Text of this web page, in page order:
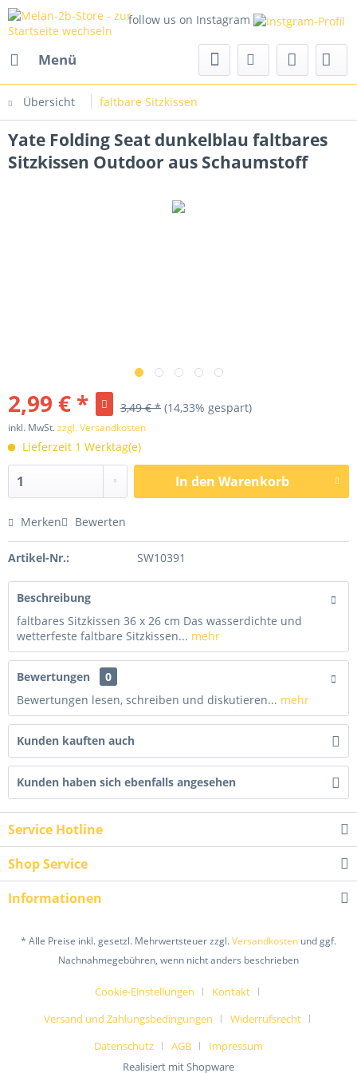
follow us on Instagram
Menü
Übersicht faltbare Sitzkissen
Yate Folding Seat dunkelblau faltbares
Sitzkissen Outdoor aus Schaumstoff
2,99 € * 3,49 € * (14,33% gespart)
inkl. MwSt.zzgl. Versandkosten
Lieferzeit 1 Werktag(e)
In den Warenkorb
Merken Bewerten
Artikel-Nr.: SW10391
Beschreibung
faltbares Sitzkissen 36 x 26 cm Das wasserdichte und
wetterfeste faltbare Sitzkissen... mehr
Bewertungen
0
Bewertungen lesen, schreiben und diskutieren... mehr
Kunden kauften auch
Kunden haben sich ebenfalls angesehen
Service Hotline
Shop Service
Informationen
* Alle Preise inkl. gesetzl. Mehrwertsteuer zzgl.Versandkosten und ggf.
Nachnahmegebühren, wenn nicht anders beschrieben
Cookie-Einstellungen
Kontakt
Versand und Zahlungsbedingungen
Widerrufsrecht
Datenschutz
AGB
Impressum
Realisiert mit Shopware